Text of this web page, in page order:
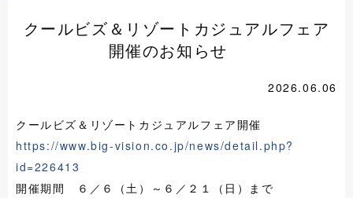
クールビズ＆リゾートカジュアルフェア
開催のお知らせ
2026.06.06
クールビズ＆リゾートカジュアルフェア開催
https://www.big-vision.co.jp/news/detail.php?
id=226413
開催期間
６／６（土）～６／２１（日）まで